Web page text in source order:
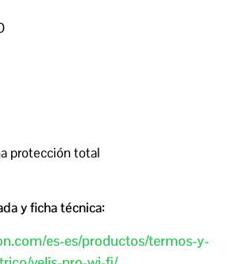
protección total
y ficha técnica:
es-es/productos/termos-y-